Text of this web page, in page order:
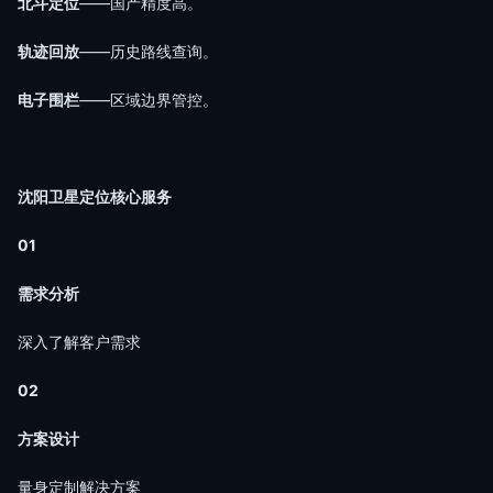
轨迹回放——历史路线查询。
电子围栏——区域边界管控。
沈阳卫星定位核心服务
01
需求分析
深入了解客户需求
02
方案设计
量身定制解决方案